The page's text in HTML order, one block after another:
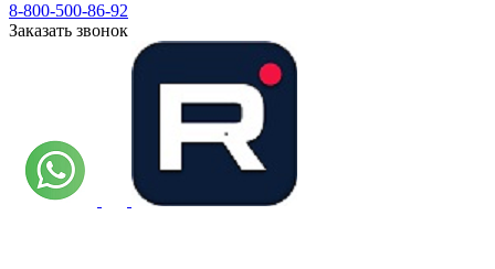
8-800-500-86-92
Заказать звонок